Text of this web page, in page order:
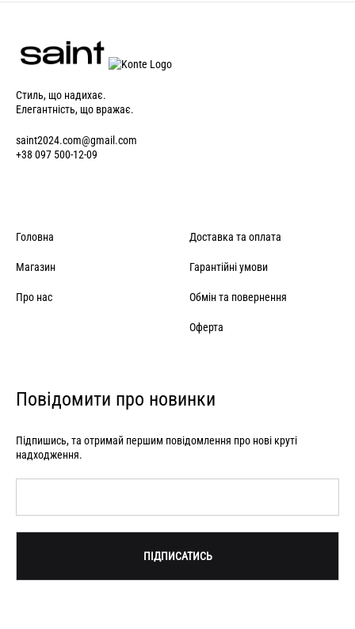
Стиль, що надихає.
Елегантність, що вражає.
saint2024.com@gmail.com
+38 097 500-12-09
Головна
Магазин
Про нас
Доставка та оплата
Гарантійні умови
Обмін та повернення
Оферта
Повідомити про новинки
Підпишись, та отримай першим повідомлення про нові круті
надходження.